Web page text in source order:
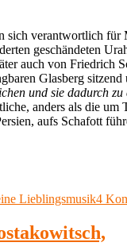
sich verantwortlich
geschändeten
auch von Friedrich
Glasberg sitzend
und sie dadurch
anders als die
aufs Schafott
Lieblingsmusik4